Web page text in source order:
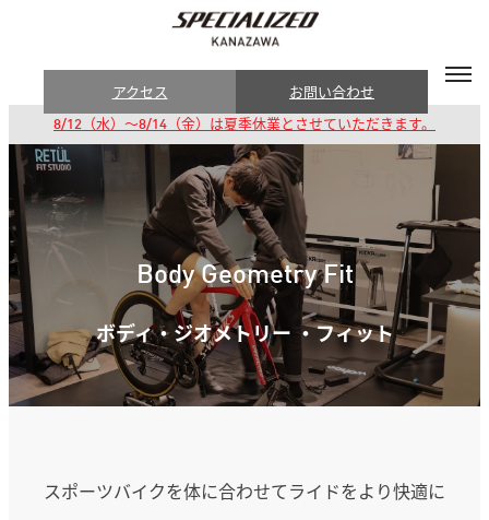
アクセス お問い合わせ
8/12（水）～8/14（金）は夏季休業とさせていただきます。
Body Geometry Fit
ボディ・ジオメトリー ・フィット
スポーツバイクを体に合わせてライドをより快適に